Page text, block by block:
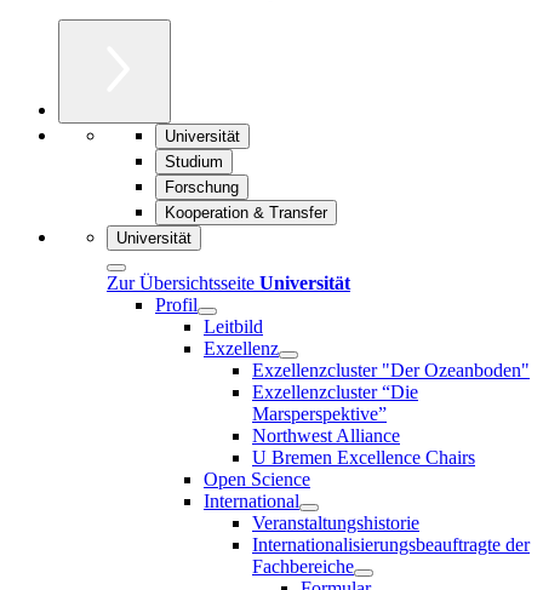
Universität
Studium
Forschung
Kooperation & Transfer
Universität
Zur Übersichtsseite Universität
Profil
Leitbild
Exzellenz
Exzellenzcluster "Der Ozeanboden"
Exzellenzcluster “Die
Marsperspektive”
Northwest Alliance
U Bremen Excellence Chairs
Open Science
International
Veranstaltungshistorie
Internationalisierungsbeauftragte der
Fachbereiche